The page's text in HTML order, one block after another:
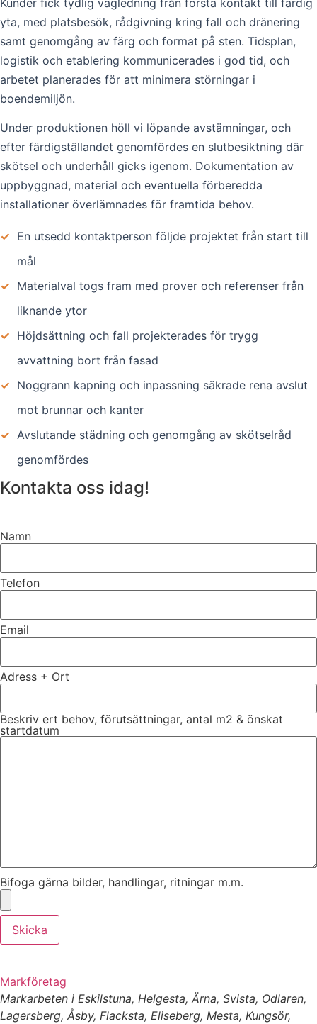
yta, med platsbesök, rådgivning kring fall och dränering
samt genomgång av färg och format på sten. Tidsplan,
logistik och etablering kommunicerades i god tid, och
arbetet planerades för att minimera störningar i
boendemiljön.
Under produktionen höll vi löpande avstämningar, och
efter färdigställandet genomfördes en slutbesiktning där
skötsel och underhåll gicks igenom. Dokumentation av
uppbyggnad, material och eventuella förberedda
installationer överlämnades för framtida behov.
✓ En utsedd kontaktperson följde projektet från start till
mål
✓ Materialval togs fram med prover och referenser från
liknande ytor
✓ Höjdsättning och fall projekterades för trygg
avvattning bort från fasad
✓ Noggrann kapning och inpassning säkrade rena avslut
mot brunnar och kanter
✓ Avslutande städning och genomgång av skötselråd
genomfördes
Kontakta oss idag!
Namn
Telefon
Email
Adress + Ort
Beskriv ert behov, förutsättningar, antal m2 & önskat
startdatum
Bifoga gärna bilder, handlingar, ritningar m.m.
Skicka
Markföretag
Markarbeten i Eskilstuna, Helgesta, Ärna, Svista, Odlaren,
Lagersberg, Åsby, Flacksta, Eliseberg, Mesta, Kungsör,